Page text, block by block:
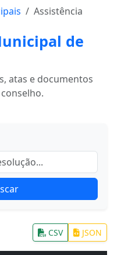
Assistência
de
atas e documentos
CSV JSON